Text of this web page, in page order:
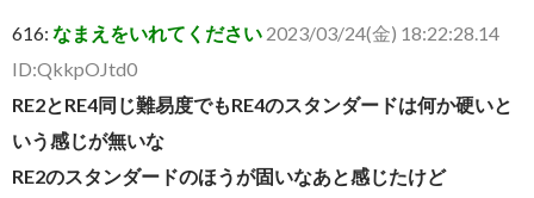
616: なまえをいれてください 2023/03/24(金) 18:22:28.14
ID:QkkpOJtd0
RE2とRE4同じ難易度でもRE4のスタンダードは何か硬いと
いう感じが無いな
RE2のスタンダードのほうが固いなあと感じたけど